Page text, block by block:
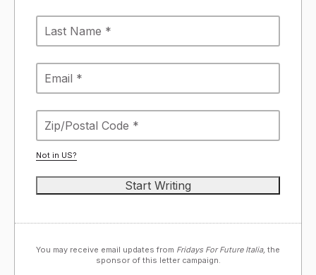
Not in US?
You may receive email updates from Fridays For Future Italia, the
sponsor of this letter campaign.